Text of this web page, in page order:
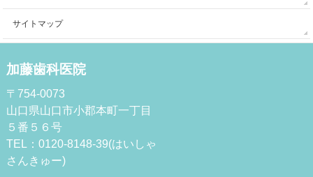
サイトマップ
加藤歯科医院
〒754-0073
山口県山口市小郡本町一丁目
５番５６号
TEL：0120-8148-39(はいしゃ
さんきゅー)